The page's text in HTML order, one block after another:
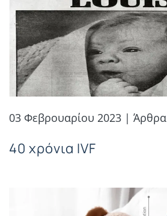
03 Φεβρουαρίου 2023 | Άρθρα
40 χρόνια IVF